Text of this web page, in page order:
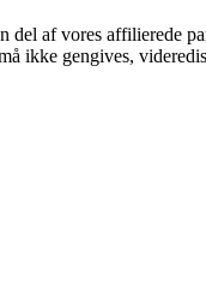
af vores affilierede
gengives,